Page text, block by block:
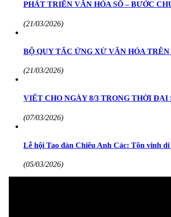
PHÁT TRIỂN VĂN HÓA SỐ – BƯỚC
(21/03/2026)
BỘ QUY TẮC ỨNG XỬ VĂN HÓA
(21/03/2026)
VIẾT CHO NGÀY 8/3 TRONG THỜI ĐẠI
(07/03/2026)
Lễ hội Tao đàn Chiêu Anh Các: Tôn vinh
(05/03/2026)